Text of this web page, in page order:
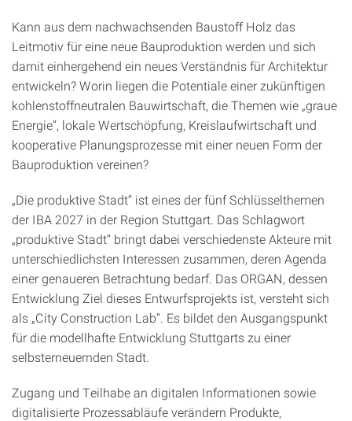
Kann aus dem nachwachsenden Baustoff Holz das
Leitmotiv für eine neue Bauproduktion werden und sich
damit einhergehend ein neues Verständnis für Architektur
entwickeln? Worin liegen die Potentiale einer zukünftigen
kohlenstoffneutralen Bauwirtschaft, die Themen wie „graue
Energie“, lokale Wertschöpfung, Kreislaufwirtschaft und
kooperative Planungsprozesse mit einer neuen Form der
Bauproduktion vereinen?
„Die produktive Stadt“ ist eines der fünf Schlüsselthemen
der IBA 2027 in der Region Stuttgart. Das Schlagwort
„produktive Stadt“ bringt dabei verschiedenste Akteure mit
unterschiedlichsten Interessen zusammen, deren Agenda
einer genaueren Betrachtung bedarf. Das ORGAN, dessen
Entwicklung Ziel dieses Entwurfsprojekts ist, versteht sich
als „City Construction Lab“. Es bildet den Ausgangspunkt
für die modellhafte Entwicklung Stuttgarts zu einer
selbsterneuernden Stadt.
Zugang und Teilhabe an digitalen Informationen sowie
digitalisierte Prozessabläufe verändern Produkte,